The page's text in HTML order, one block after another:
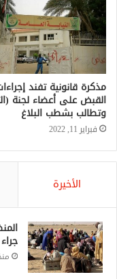
مذكرة قانونية تفند
القبض على أعضاء لجنة
وتطالب بشطب البلاغ
فبراير 11, 2022
الأخيرة
منذ 6